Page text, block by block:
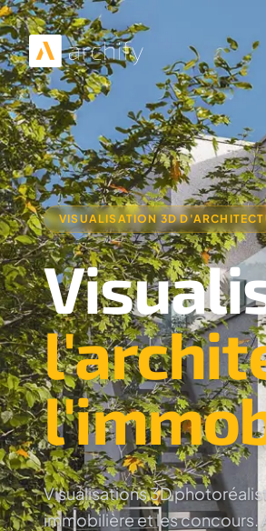
VISUALISATION 3D
Visualisations 3D
immobilière et les